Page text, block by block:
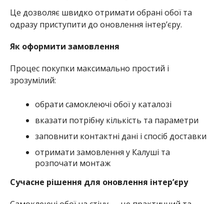
Це дозволяє швидко отримати обрані обої та
одразу приступити до оновлення інтер’єру.
Як оформити замовлення
Процес покупки максимально простий і
зрозумілий:
обрати самоклеючі обої у каталозі
вказати потрібну кількість та параметри
заповнити контактні дані і спосіб доставки
отримати замовлення у Калуші та
розпочати монтаж
Сучасне рішення для оновлення інтер’єру